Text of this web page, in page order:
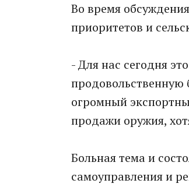
Во время
приоритетов и
- Для нас сегодня
продовольственную
огромный
продажи оружия,
Больная тема и
самоуправления и